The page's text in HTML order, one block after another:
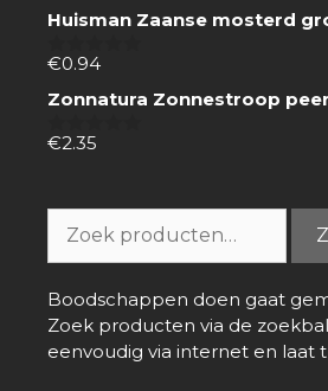
5
Huisman Zaanse mosterd
0
5
€0.94
Zonnatura Zonnestroop
0
€2.35
naar:
Boodschappen doen gaat
Zoek producten via de
eenvoudig via internet en laat